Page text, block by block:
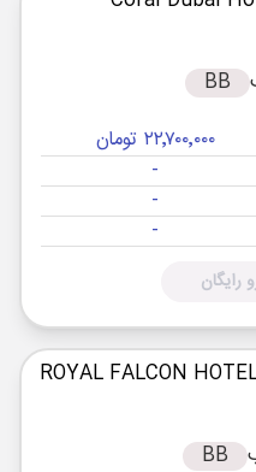
BB
۲۲٬۷۰۰٬۰۰۰ تومان
-
-
-
رایگان
BB